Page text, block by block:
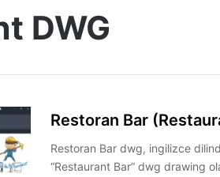
DWG
Restoran Bar
Restoran Bar dwg, ingilizce
“Restaurant Bar” dwg drawing